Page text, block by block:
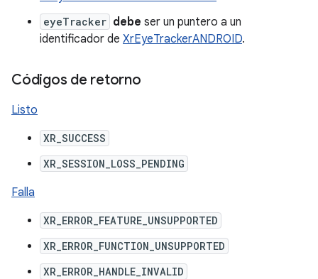
eyeTracker debe ser un puntero a un
identificador de XrEyeTrackerANDROID.
Códigos de retorno
Listo
XR_SUCCESS
XR_SESSION_LOSS_PENDING
Falla
XR_ERROR_FEATURE_UNSUPPORTED
XR_ERROR_FUNCTION_UNSUPPORTED
XR_ERROR_HANDLE_INVALID